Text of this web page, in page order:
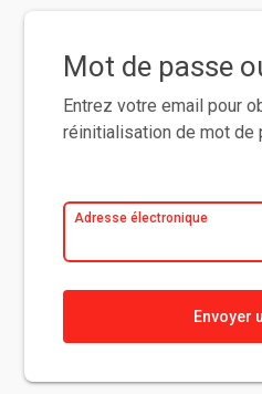
Mot de passe
Entrez votre email pour
réinitialisation de mot de
Adresse électronique
Envoyer